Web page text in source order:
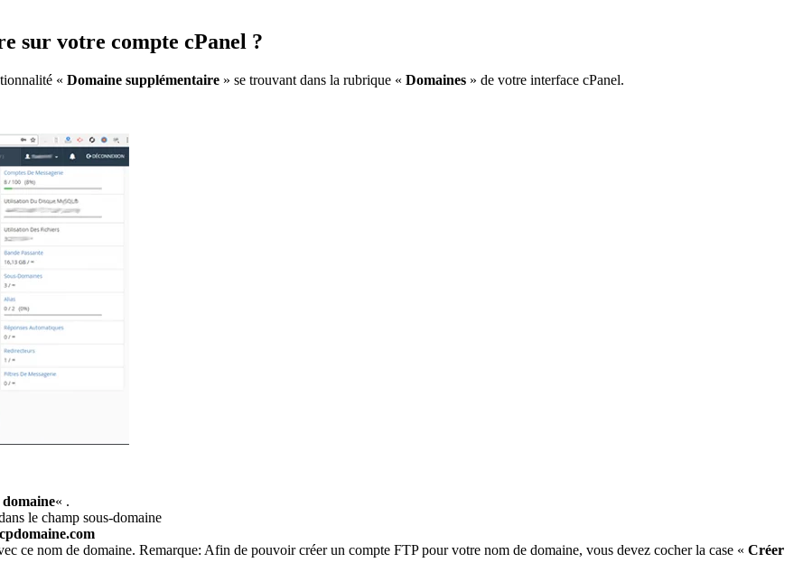
sur votre compte cPanel ?
« Domaine supplémentaire » se trouvant dans la rubrique « Domaines » de votre interface cPanel.
« .
le champ sous-domaine
ce nom de domaine. Remarque: Afin de pouvoir créer un compte FTP pour votre nom de domaine, vous devez cocher la case « Créer